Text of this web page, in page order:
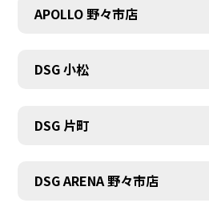
APOLLO 野々市店
DSG 小松
DSG 片町
DSG ARENA 野々市店